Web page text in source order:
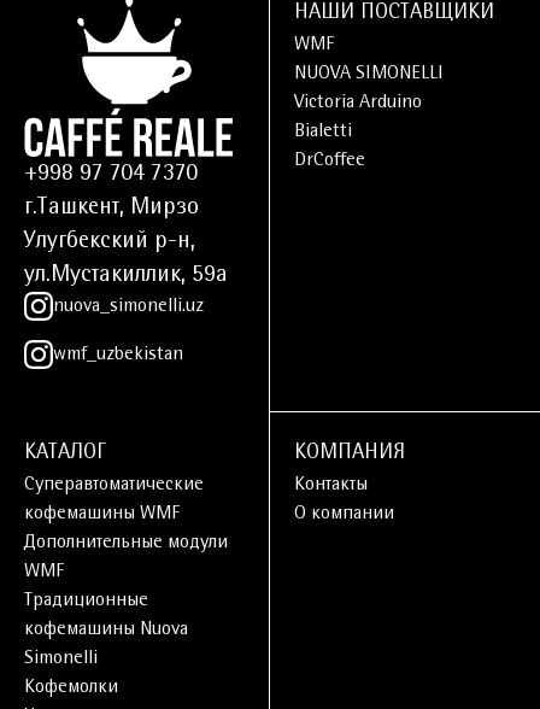
+998 97 704 7370
г.Ташкент, Мирзо
Улугбекский р-н,
ул.Мустакиллик, 59а
nuova_simonelli.uz
wmf_uzbekistan
НАШИ ПОСТАВЩИКИ
WMF
NUOVA SIMONELLI
Victoria Arduino
Bialetti
DrCoffee
КАТАЛОГ
Суперавтоматические
кофемашины WMF
Дополнительные модули
WMF
Традиционные
кофемашины Nuova
Simonelli
Кофемолки
КОМПАНИЯ
Контакты
О компании